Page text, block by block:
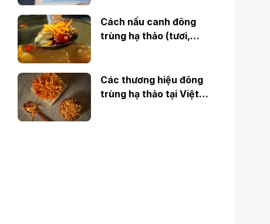
Cách nấu canh đông
trùng hạ thảo (tươi,
Các thương hiệu đông
trùng hạ thảo tại Việt